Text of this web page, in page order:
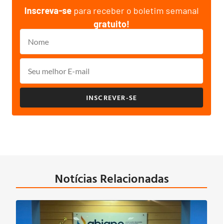
Inscreva-se para receber o boletim semanal
gratuito!
INSCREVER-SE
Notícias Relacionadas